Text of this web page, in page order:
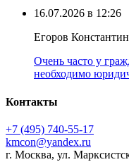
16.07.2026 в 12:26
Егоров
Очень часто у
необходимо
Контакты
+7 (495) 740‑55‑17
kmcon@yandex.ru
г. Москва, ул.